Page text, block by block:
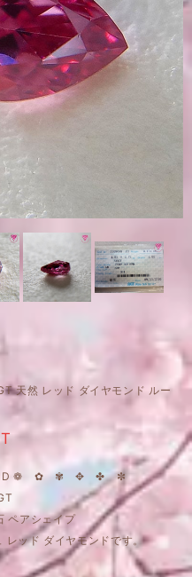
天然 レッド ダイヤモンド ルー
❁ ✿ ✾ ✥ ✤ ✼
ペアシェイプ
レッド ダイヤモンドです。